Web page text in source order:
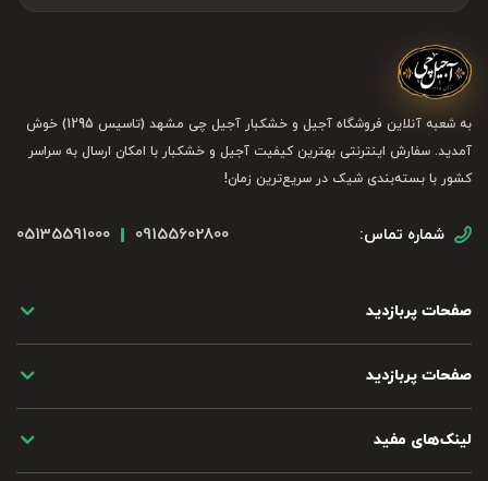
به شعبه آنلاین فروشگاه آجیل و خشکبار آجیل چی مشهد (تاسیس 1295) خوش
آمدید. سفارش اینترنتی بهترین کیفیت آجیل و خشکبار با امکان ارسال به سراسر
کشور با بسته‌بندی شیک در سریع‌ترین زمان!
شماره تماس: 09155602800
05135591000
صفحات پربازدید
صفحات پربازدید
لینک‌های مفید